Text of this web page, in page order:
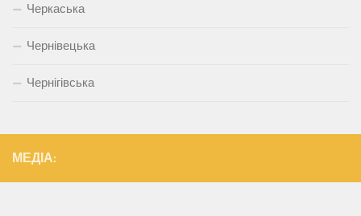
Черкаська
Чернівецька
Чернігівська
МЕДІА: